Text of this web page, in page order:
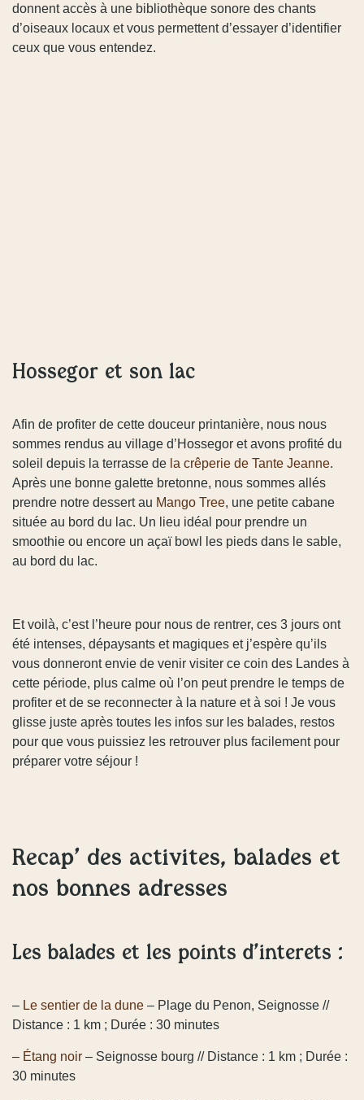
donnent accès à une bibliothèque sonore des chants
d’oiseaux locaux et vous permettent d’essayer d’identifier
ceux que vous entendez.
Hossegor et son lac
Afin de profiter de cette douceur printanière, nous nous
sommes rendus au village d’Hossegor et avons profité du
soleil depuis la terrasse de la crêperie de Tante Jeanne.
Après une bonne galette bretonne, nous sommes allés
prendre notre dessert au Mango Tree, une petite cabane
située au bord du lac. Un lieu idéal pour prendre un
smoothie ou encore un açaï bowl les pieds dans le sable,
au bord du lac.
Et voilà, c’est l’heure pour nous de rentrer, ces 3 jours ont
été intenses, dépaysants et magiques et j’espère qu’ils
vous donneront envie de venir visiter ce coin des Landes à
cette période, plus calme où l’on peut prendre le temps de
profiter et de se reconnecter à la nature et à soi ! Je vous
glisse juste après toutes les infos sur les balades, restos
pour que vous puissiez les retrouver plus facilement pour
préparer votre séjour !
Récap’ des activités, balades et
nos bonnes adresses
Les balades et les points d’intérêts :
– Le sentier de la dune – Plage du Penon, Seignosse //
Distance : 1 km ; Durée : 30 minutes
– Étang noir – Seignosse bourg // Distance : 1 km ; Durée :
30 minutes